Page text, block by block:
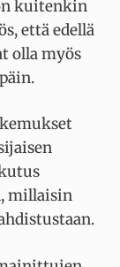
kuitenkin
että edellä
olla myös
millaisin